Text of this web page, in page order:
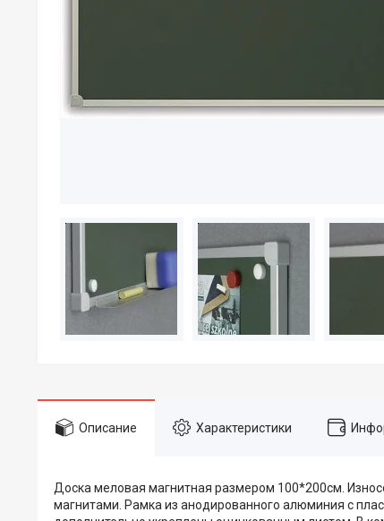
Описание Характеристики
Доска меловая магнитная размером 100*200см.
магнитами. Рамка из анодированного алюминия с